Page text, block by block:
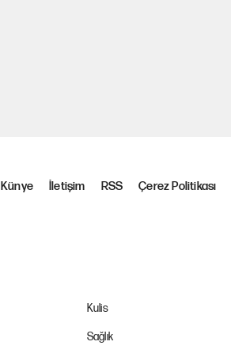
Künye İletişim RSS Çerez Politikası
Kulis
Sağlık